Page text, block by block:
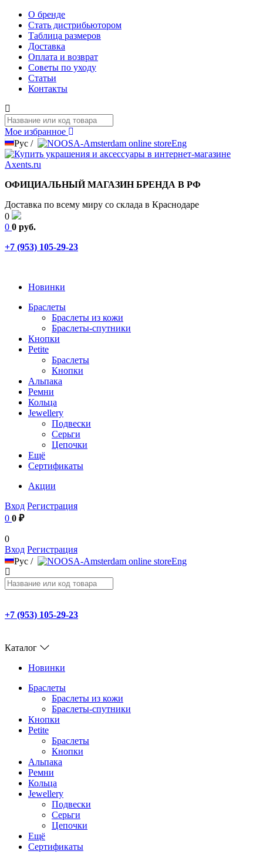
О бренде
Стать дистрибьютором
Таблица размеров
Доставка
Оплата и возврат
Советы по уходу
Статьи
Контакты
Мое избранное
Рус / Eng
ОФИЦИАЛЬНЫЙ МАГАЗИН БРЕНДА В РФ
Доставка по всему миру со склада в Краснодаре
0
0 0 руб.
+7 (953) 105-29-23
Новинки
Браслеты
Браслеты из кожи
Браслеты-спутники
Кнопки
Petite
Браслеты
Кнопки
Альпака
Ремни
Кольца
Jewellery
Подвески
Серьги
Цепочки
Ещё
Сертификаты
Акции
Вход Регистрация
0 0 ₽
0
Вход Регистрация
Рус / Eng
+7 (953) 105-29-23
Каталог
Новинки
Браслеты
Браслеты из кожи
Браслеты-спутники
Кнопки
Petite
Браслеты
Кнопки
Альпака
Ремни
Кольца
Jewellery
Подвески
Серьги
Цепочки
Ещё
Сертификаты